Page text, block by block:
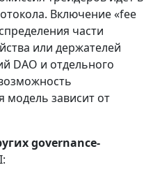
Включение «fee
части
или держателей
DAO и отдельного
модель зависит от
governance-